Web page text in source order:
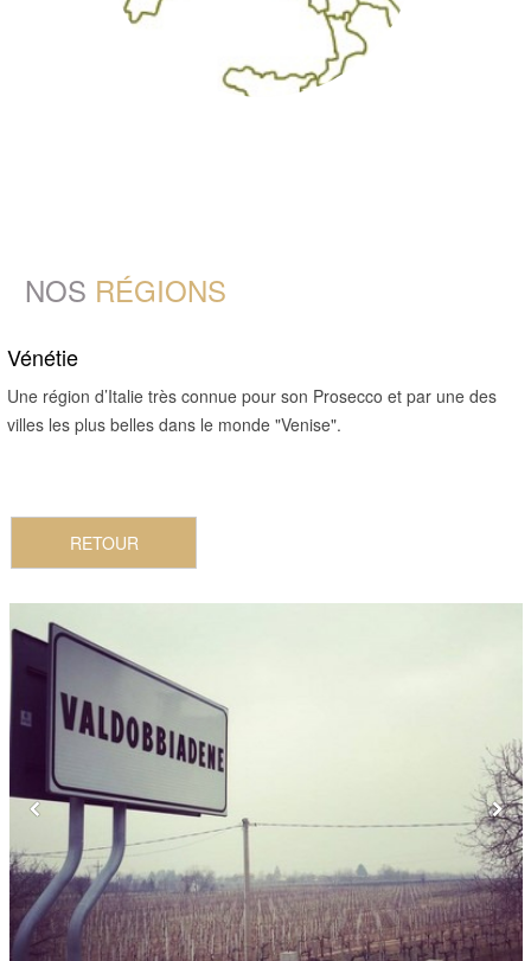
NOS RÉGIONS
Vénétie
Une région d’Italie très connue pour son Prosecco et par une des
villes les plus belles dans le monde "Venise".
RETOUR